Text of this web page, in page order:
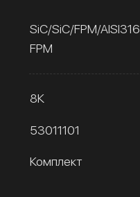
SiC/SiC/FPM/AISI316
FPM
8К
53011101
Комплект